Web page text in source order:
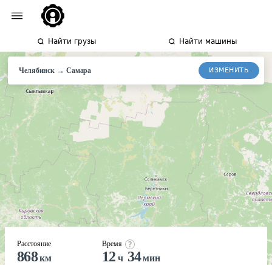
Найти грузы Найти машины
Челябинск → Самара ИЗМЕНИТЬ
Расстояние
868км
Время
12 ч 34мин